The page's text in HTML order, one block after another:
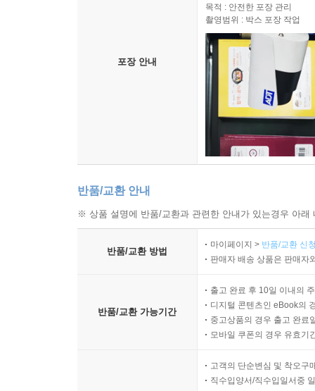
포장 안내
목적 : 안전한 포장 관리
촬영범위 : 박스 포장 작업
반품/교환 안내
※ 상품 설명에 반품/교환과 관련한 안내가 있는경우 아
반품/교환 방법
마이페이지 > 반품/교환 신
판매자 배송 상품은 판매자
반품/교환 가능기간
출고 완료 후 10일 이내의
디지털 콘텐츠인 eBook의
중고상품의 경우 출고 완료
모바일 쿠폰의 경우 유효기
고객의 단순변심 및 착오구
직수입양서/직수입일서중